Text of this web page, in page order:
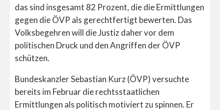
das sind insgesamt 82 Prozent, die die Ermittlungen
gegen die ÖVP als gerechtfertigt bewerten. Das
Volksbegehren will die Justiz daher vor dem
politischen Druck und den Angriffen der ÖVP
schützen.
Bundeskanzler Sebastian Kurz (ÖVP) versuchte
bereits im Februar die rechtsstaatlichen
Ermittlungen als politisch motiviert zu spinnen. Er